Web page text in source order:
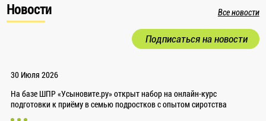
Новости Все новости
Подписаться на новости
30 Июля 2026
На базе ШПР «Усыновите.ру» открыт набор на онлайн-курс
подготовки к приёму в семью подростков с опытом сиротства